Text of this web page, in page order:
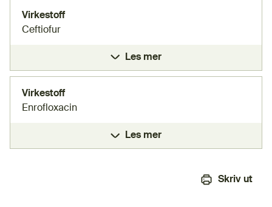
Virkestoff
Ceftiofur
Les mer
Virkestoff
Enrofloxacin
Les mer
Skriv ut